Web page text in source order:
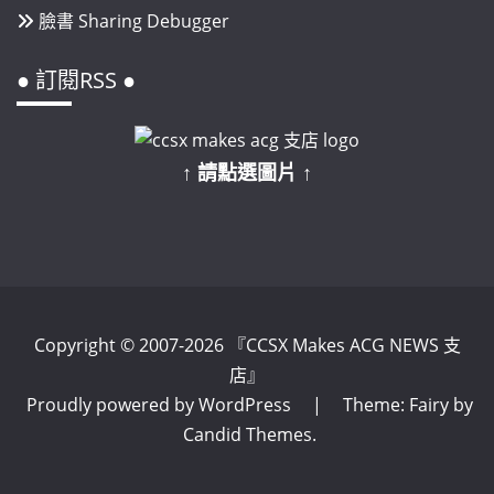
臉書 Sharing Debugger
● 訂閱RSS ●
↑ 請點選圖片 ↑
Copyright © 2007-2026 『CCSX Makes ACG NEWS 支
店』
Proudly powered by WordPress
|
Theme: Fairy by
Candid Themes.